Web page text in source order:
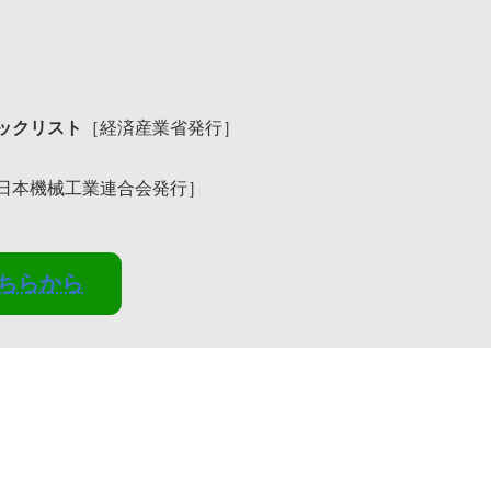
クリスト
［経済産業省発行］
本機械工業連合会発行］
らから